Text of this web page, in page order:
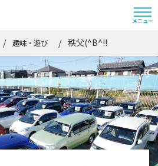
趣味・遊び 秩父(^B^!!